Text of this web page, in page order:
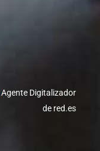
Agente Digitalizador
de red.es